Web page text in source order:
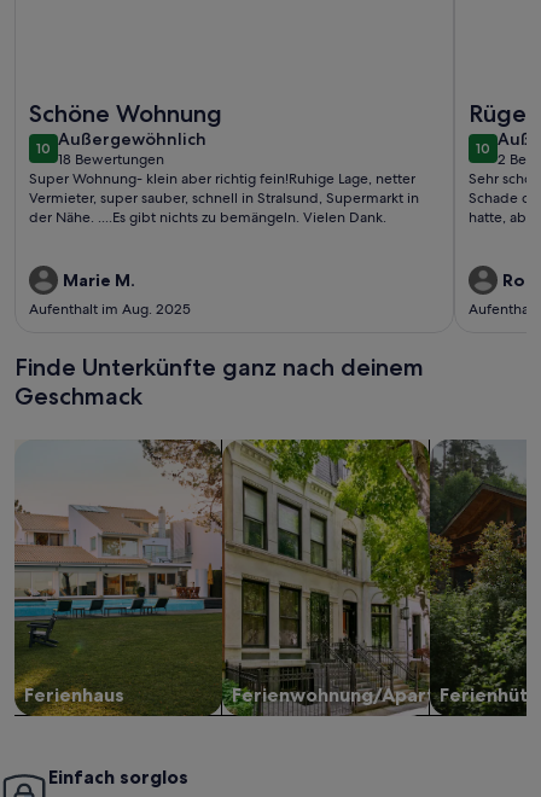
Schöne Wohnung
1010 von 10
Außergewöhnlich
außergewöhnlich
18 Bewertungen
(18
bewertungen)
Super Wohnung- klein aber richtig fein!Ruhige Lage, netter
Vermieter, super sauber, schnell in Stralsund, Supermarkt in
der Nähe. ....Es gibt nichts zu bemängeln. Vielen Dank.
Marie M.
Aufenthalt im Aug. 2025
1010 von
2
(2
Sehr
Schade
hatte,
Finde Unterkünfte ganz nach deinem
Geschmack
Ferienhaus
Suche nach Ferienhäusern
Ferienwohnung/Apartment
Suche nach Ferienwohnungen oder
Suche nach
Einfach sorglos